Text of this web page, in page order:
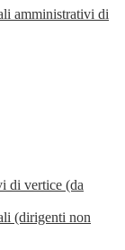
amministrativi di
di vertice (da
(dirigenti non